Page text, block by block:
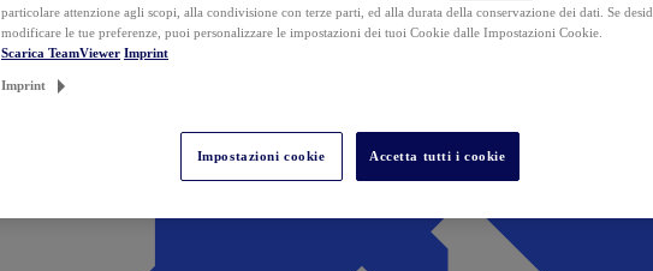
particolare attenzione agli scopi, alla condivisione con terze parti, ed alla durata della conservazione dei dati. Se
modificare le tue preferenze, puoi personalizzare le impostazioni dei tuoi Cookie dalle Impostazioni Cookie.
Scarica TeamViewer Imprint
Imprint
Impostazioni cookie Accetta tutti i cookie